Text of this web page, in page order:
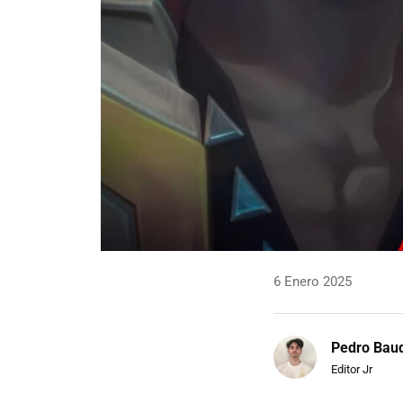
6 Enero 2025
Pedro
Editor Jr